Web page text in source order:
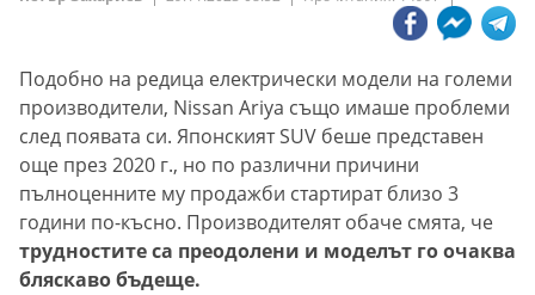
Подобно на редица електрически модели на големи
производители, Nissan Ariya също имаше проблеми
след появата си. Японският SUV беше представен
още през 2020 г., но по различни причини
пълноценните му продажби стартират близо 3
години по-късно. Производителят обаче смята, че
трудностите са преодолени и моделът го очаква
бляскаво бъдеще.